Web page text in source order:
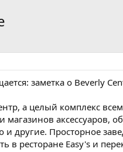
заметка о Beverly
а целый комплекс
магазинов
и другие. Просторное
в ресторане Easy's и